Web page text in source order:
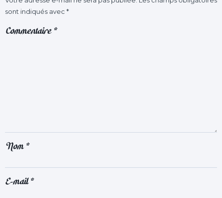
sont indiqués avec *
Commentaire*
Nom*
E-mail*